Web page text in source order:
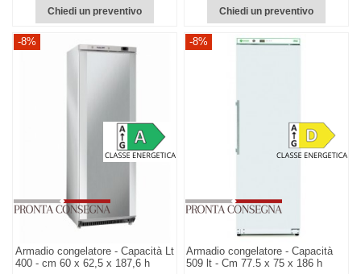
Chiedi un preventivo Chiedi un preventivo
-8%
Armadio congelatore - Capacità Lt
400 - cm 60 x 62,5 x 187,6 h
-8%
Armadio congelatore - Capacità
509 lt - Cm 77.5 x 75 x 186 h